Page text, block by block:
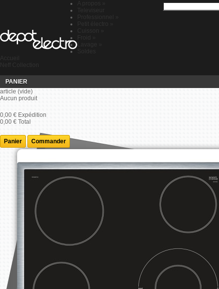
PANIER
article (vide)
Aucun produit
0,00 € Expédition
0,00 € Total
Panier Commander